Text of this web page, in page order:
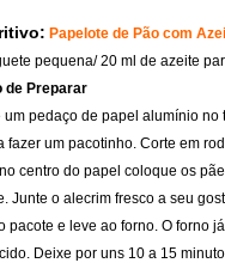
Papelote de Pão com
pequena/ 20 ml de azeite
de Preparar
um pedaço de papel alumínio no
fazer um pacotinho. Corte em
centro do papel coloque os
Junte o alecrim fresco a seu
pacote e leve ao forno. O forno
Deixe por uns 10 a 15